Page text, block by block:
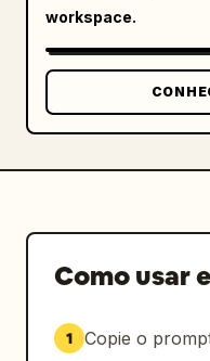
cultura da
tivessem ganhado
escapando do
Ultra realista, alto
comercial,
workspace.
Como usar
1 Copie o